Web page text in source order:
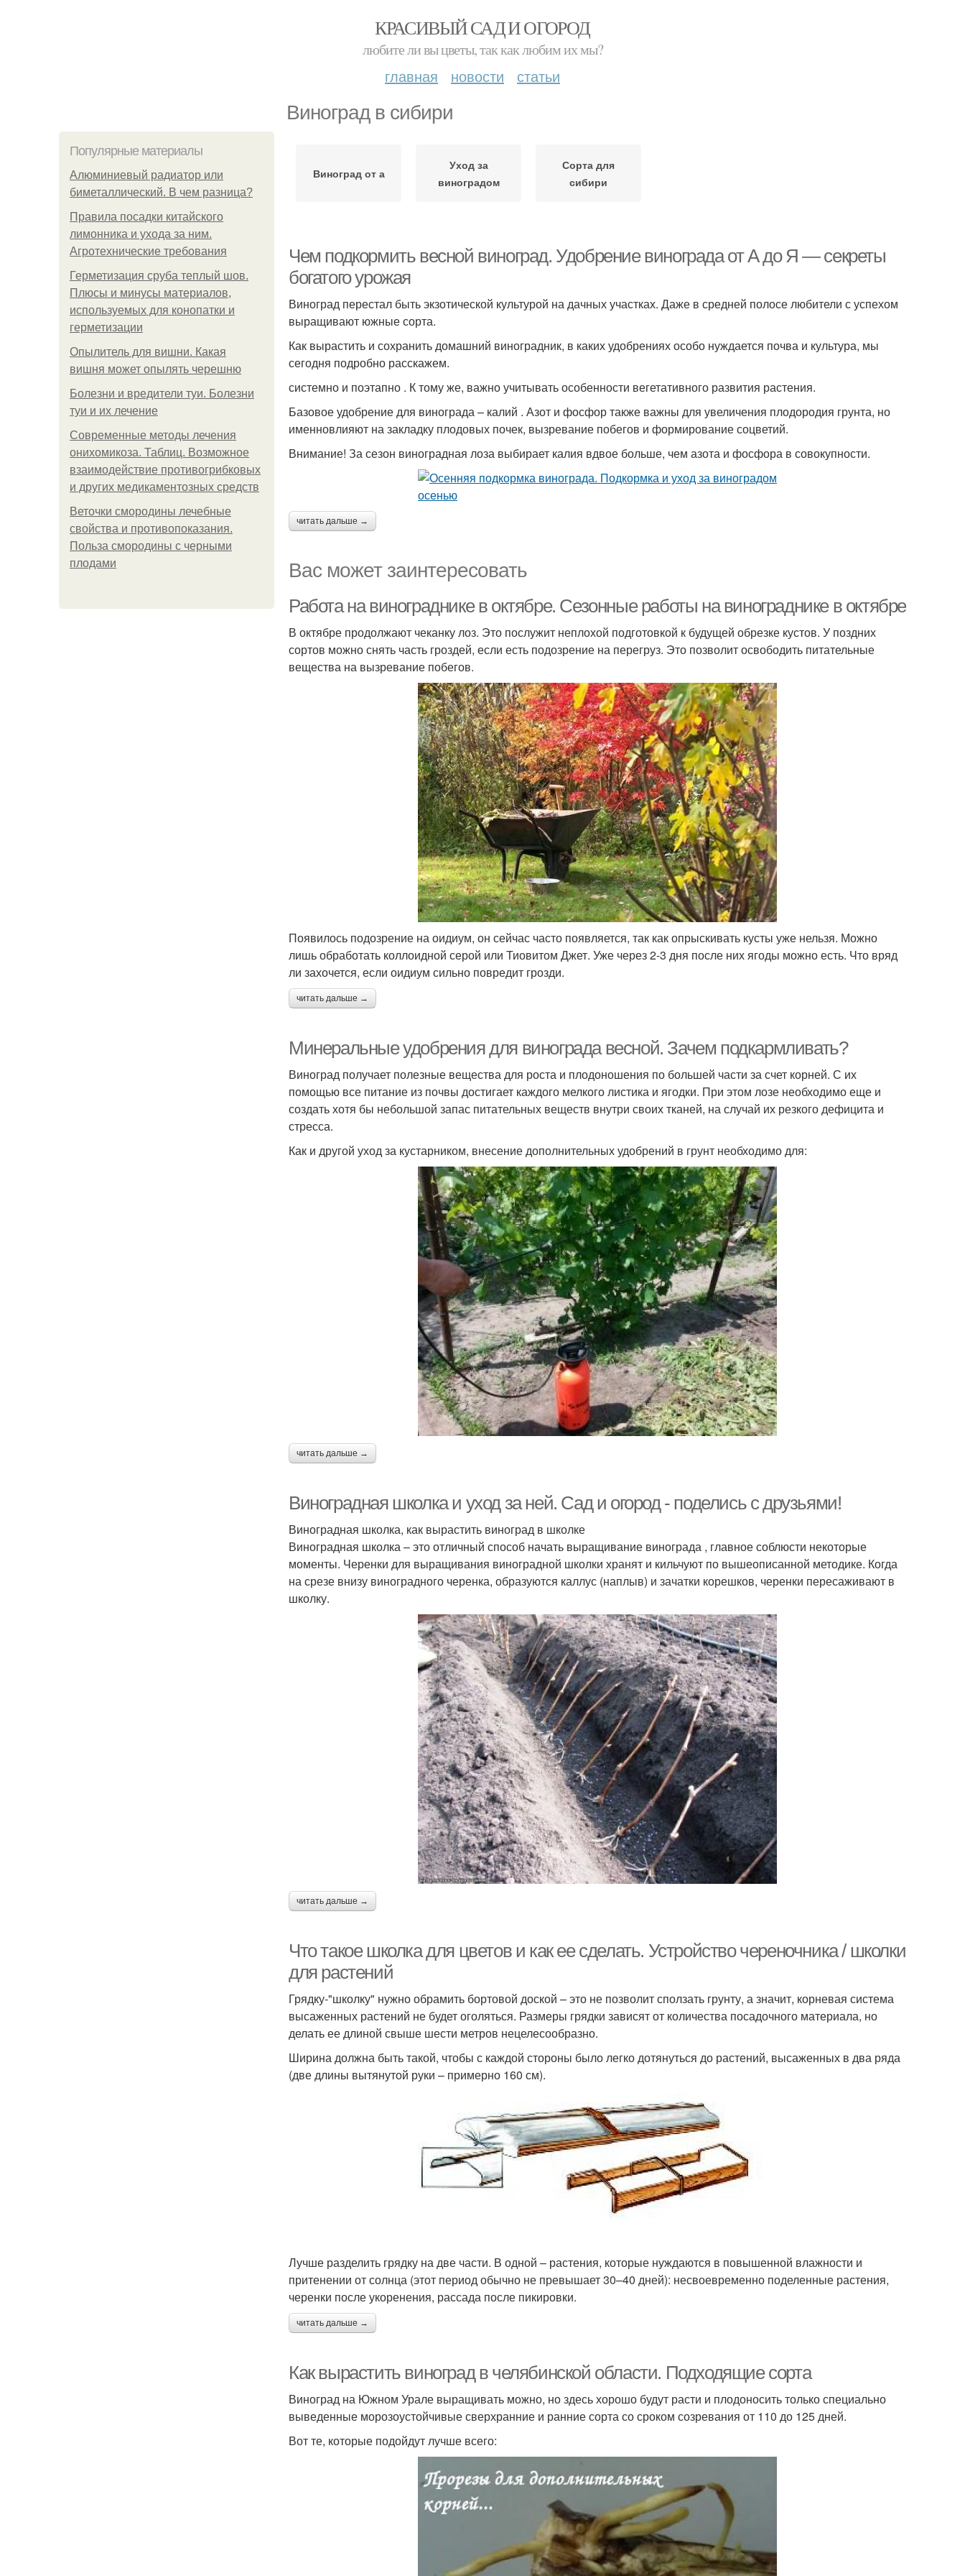
КРАСИВЫЙ САД И ОГОРОД
любите ли вы цветы, так как любим их мы?
главная новости статьи
Виноград в сибири
Популярные материалы
Алюминиевый радиатор или
биметаллический. В чем разница?
Правила посадки китайского
лимонника и ухода за ним.
Агротехнические требования
Герметизация сруба теплый шов.
Плюсы и минусы материалов,
используемых для конопатки и
герметизации
Опылитель для вишни. Какая
вишня может опылять черешню
Болезни и вредители туи. Болезни
туи и их лечение
Современные методы лечения
онихомикоза. Таблиц. Возможное
взаимодействие противогрибковых
и других медикаментозных средств
Веточки смородины лечебные
свойства и противопоказания.
Польза смородины с черными
плодами
Виноград от а
Уход за
виноградом
Сорта для
сибири
Чем подкормить весной виноград. Удобрение винограда от А до Я — секреты
богатого урожая
Виноград перестал быть экзотической культурой на дачных участках. Даже в средней полосе любители с успехом
выращивают южные сорта.
Как вырастить и сохранить домашний виноградник, в каких удобрениях особо нуждается почва и культура, мы
сегодня подробно расскажем.
системно и поэтапно . К тому же, важно учитывать особенности вегетативного развития растения.
Базовое удобрение для винограда – калий . Азот и фосфор также важны для увеличения плодородия грунта, но
именновлияют на закладку плодовых почек, вызревание побегов и формирование соцветий.
Внимание! За сезон виноградная лоза выбирает калия вдвое больше, чем азота и фосфора в совокупности.
читать дальше →
Вас может заинтересовать
Работа на винограднике в октябре. Сезонные работы на винограднике в октябре
В октябре продолжают чеканку лоз. Это послужит неплохой подготовкой к будущей обрезке кустов. У поздних
сортов можно снять часть гроздей, если есть подозрение на перегруз. Это позволит освободить питательные
вещества на вызревание побегов.
Появилось подозрение на оидиум, он сейчас часто появляется, так как опрыскивать кусты уже нельзя. Можно
лишь обработать коллоидной серой или Тиовитом Джет. Уже через 2-3 дня после них ягоды можно есть. Что вряд
ли захочется, если оидиум сильно повредит грозди.
читать дальше →
Минеральные удобрения для винограда весной. Зачем подкармливать?
Виноград получает полезные вещества для роста и плодоношения по большей части за счет корней. С их
помощью все питание из почвы достигает каждого мелкого листика и ягодки. При этом лозе необходимо еще и
создать хотя бы небольшой запас питательных веществ внутри своих тканей, на случай их резкого дефицита и
стресса.
Как и другой уход за кустарником, внесение дополнительных удобрений в грунт необходимо для:
читать дальше →
Виноградная школка и уход за ней. Сад и огород - поделись с друзьями!
Виноградная школка, как вырастить виноград в школке
Виноградная школка – это отличный способ начать выращивание винограда , главное соблюсти некоторые
моменты. Черенки для выращивания виноградной школки хранят и кильчуют по вышеописанной методике. Когда
на срезе внизу виноградного черенка, образуются каллус (наплыв) и зачатки корешков, черенки пересаживают в
школку.
читать дальше →
Что такое школка для цветов и как ее сделать. Устройство череночника / школки
для растений
Грядку-"школку" нужно обрамить бортовой доской – это не позволит сползать грунту, а значит, корневая система
высаженных растений не будет оголяться. Размеры грядки зависят от количества посадочного материала, но
делать ее длиной свыше шести метров нецелесообразно.
Ширина должна быть такой, чтобы с каждой стороны было легко дотянуться до растений, высаженных в два ряда
(две длины вытянутой руки – примерно 160 см).
Лучше разделить грядку на две части. В одной – растения, которые нуждаются в повышенной влажности и
притенении от солнца (этот период обычно не превышает 30–40 дней): несвоевременно поделенные растения,
черенки после укоренения, рассада после пикировки.
читать дальше →
Как вырастить виноград в челябинской области. Подходящие сорта
Виноград на Южном Урале выращивать можно, но здесь хорошо будут расти и плодоносить только специально
выведенные морозоустойчивые сверхранние и ранние сорта со сроком созревания от 110 до 125 дней.
Вот те, которые подойдут лучше всего: